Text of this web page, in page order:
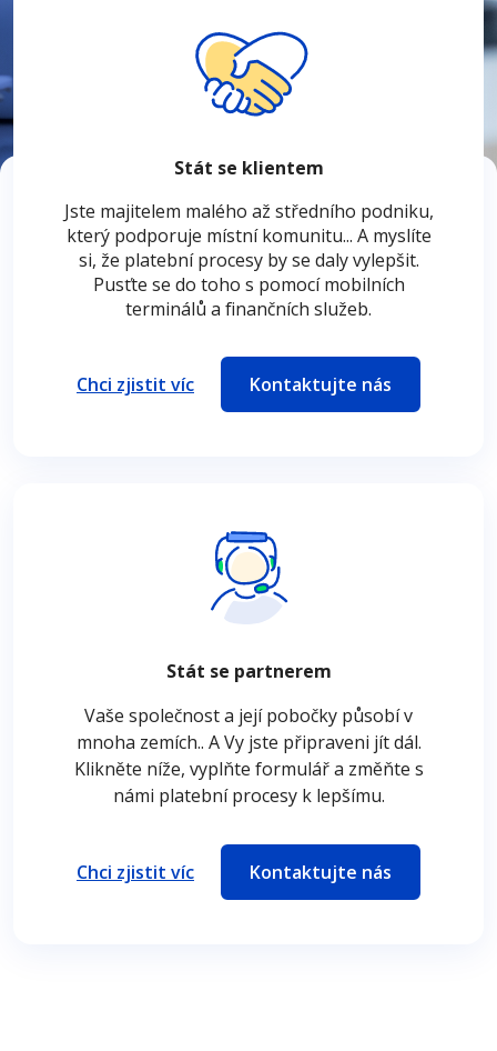
Stát se klientem
Jste majitelem malého až středního podniku,
který podporuje místní komunitu... A myslíte
si, že platební procesy by se daly vylepšit.
Pusťte se do toho s pomocí mobilních
terminálů a finančních služeb.
Chci zjistit víc Kontaktujte nás
Stát se partnerem
Vaše společnost a její pobočky působí v
mnoha zemích.. A Vy jste připraveni jít dál.
Klikněte níže, vyplňte formulář a změňte s
námi platební procesy k lepšímu.
Chci zjistit víc Kontaktujte nás